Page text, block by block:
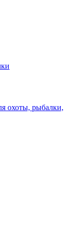
охоты, рыбалки,